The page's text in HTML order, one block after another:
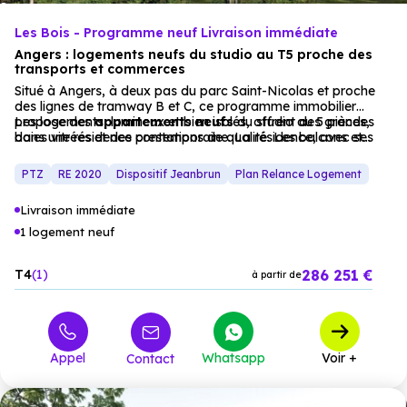
Les Bois - Programme neuf Livraison immédiate
Angers : logements neufs du studio au T5 proche des
transports et commerces
Situé à Angers, à deux pas du parc Saint-Nicolas et proche
des lignes de tramway B et C, ce programme immobilier
propose desappartementsneufsdu studio au 5 pièces,
dans une résidence contemporaine. La résidence, avec ses
Les logements, lumineux et bien isolés, offrent des grandes
baies vitrées et des prestations de qualité. Les balcons et
extérieur sécurisé complète l’offre, pour une résidence
principale ou un investissement locatif réussi.
PTZ RE 2020 Dispositif Jeanbrun Plan Relance Logement
Livraison immédiate
1 logement neuf
T4 1 à partir de286 251 €
Appel Contact Whatsapp Voir +